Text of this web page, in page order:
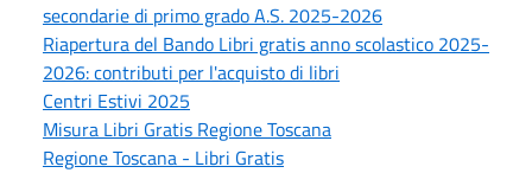
secondarie di primo grado A.S. 2025-2026
Riapertura del Bando Libri gratis anno scolastico 2025-
2026: contributi per l'acquisto di libri
Centri Estivi 2025
Misura Libri Gratis Regione Toscana
Regione Toscana - Libri Gratis